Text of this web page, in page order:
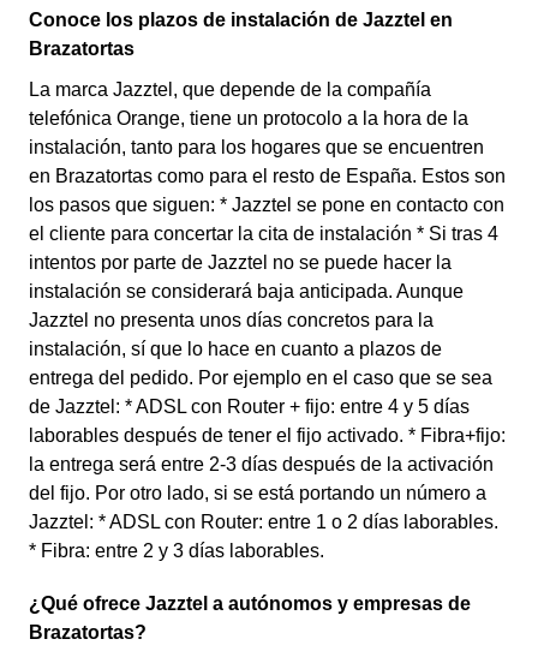
Conoce los plazos de instalación de Jazztel en
Brazatortas
La marca Jazztel, que depende de la compañía
telefónica Orange, tiene un protocolo a la hora de la
instalación, tanto para los hogares que se encuentren
en Brazatortas como para el resto de España. Estos son
los pasos que siguen: * Jazztel se pone en contacto con
el cliente para concertar la cita de instalación * Si tras 4
intentos por parte de Jazztel no se puede hacer la
instalación se considerará baja anticipada. Aunque
Jazztel no presenta unos días concretos para la
instalación, sí que lo hace en cuanto a plazos de
entrega del pedido. Por ejemplo en el caso que se sea
de Jazztel: * ADSL con Router + fijo: entre 4 y 5 días
laborables después de tener el fijo activado. * Fibra+fijo:
la entrega será entre 2-3 días después de la activación
del fijo. Por otro lado, si se está portando un número a
Jazztel: * ADSL con Router: entre 1 o 2 días laborables.
* Fibra: entre 2 y 3 días laborables.
¿Qué ofrece Jazztel a autónomos y empresas de
Brazatortas?